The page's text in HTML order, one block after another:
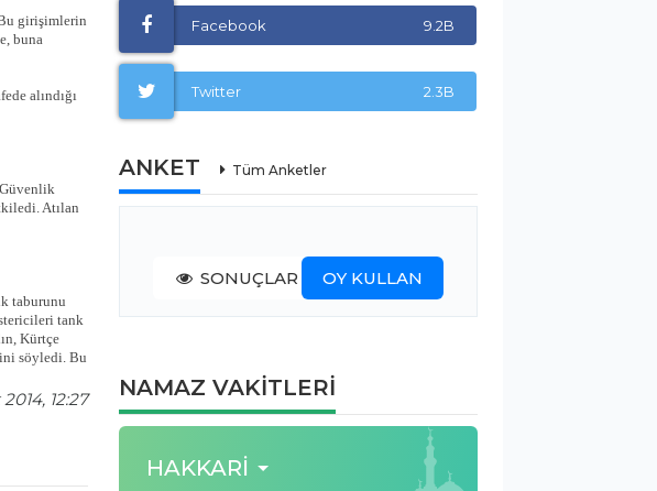
girişimlerin
buna
alındığı
Güvenlik
Atılan
taburunu
tank
Kürtçe
söyledi. Bu
12:27
Facebook 9.2B
Twitter 2.3B
ANKET Tüm Anketler
SONUÇLAR OY KULLAN
NAMAZ VAKİTLERİ
HAKKARI